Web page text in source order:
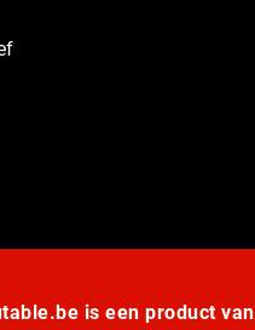
is een product van